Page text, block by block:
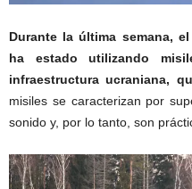
Durante la última semana,
ha estado utilizando
infraestructura ucraniana,
misiles se caracterizan por
sonido y, por lo tanto, son